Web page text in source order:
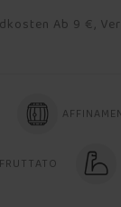
Ab 9 €,